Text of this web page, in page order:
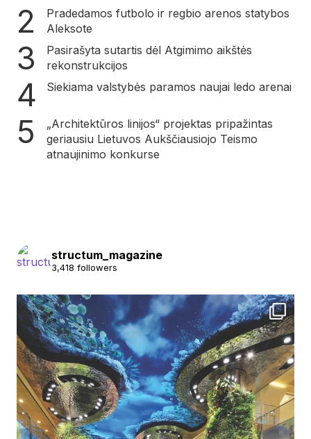
Pradedamos futbolo ir regbio arenos statybos
Aleksote
Pasirašyta sutartis dėl Atgimimo aikštės
rekonstrukcijos
Siekiama valstybės paramos naujai ledo arenai
„Architektūros linijos“ projektas pripažintas
geriausiu Lietuvos Aukščiausiojo Teismo
atnaujinimo konkurse
structum_magazine
3,418 followers